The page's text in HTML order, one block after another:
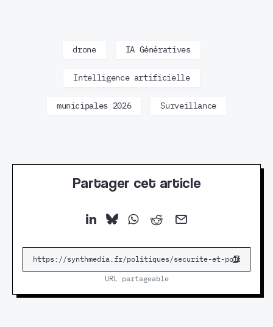
drone IA Génératives
Intelligence artificielle
municipales 2026 Surveillance
Partager cet article
URL partageable